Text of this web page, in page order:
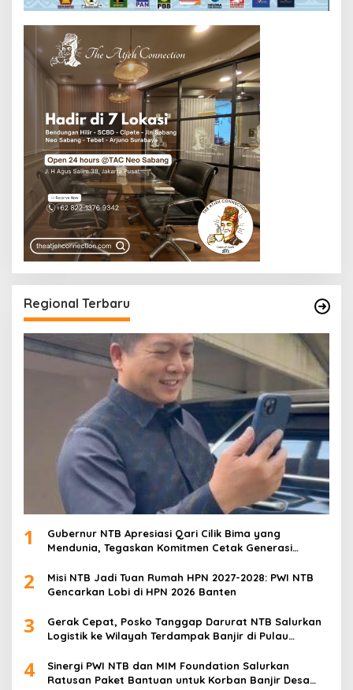
Regional Terbaru
1
Gubernur NTB Apresiasi Qari Cilik Bima yang
Mendunia, Tegaskan Komitmen Cetak Generasi
2
Misi NTB Jadi Tuan Rumah HPN 2027-2028: PWI NTB
Gencarkan Lobi di HPN 2026 Banten
3
Gerak Cepat, Posko Tanggap Darurat NTB Salurkan
Logistik ke Wilayah Terdampak Banjir di Pulau
4
Sinergi PWI NTB dan MIM Foundation Salurkan
Ratusan Paket Bantuan untuk Korban Banjir Desa